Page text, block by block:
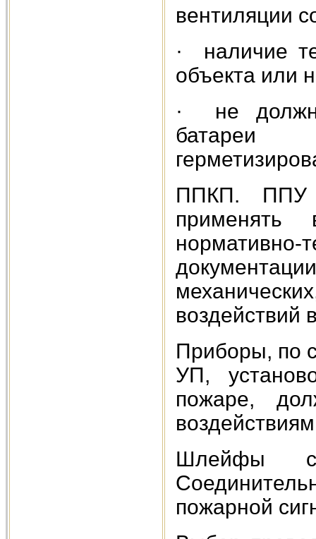
вентиляции
· наличие
объекта или
· не должны
батареи
ППКП. ППУ
применять
нормативно-
воздействий
Приборы, по
УП,
пожаре,
Шлейфы
пожарной